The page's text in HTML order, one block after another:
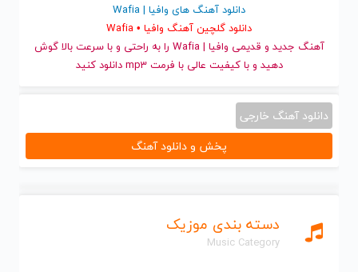
دسته بندی موزیک
Music Category
دانلود آهنگ های وافیا | Wafia
دانلود گلچین آهنگ وافیا • Wafia
آهنگ جدید
و قدیمی وافیا | Wafia را به راحتی و با سرعت بالا گوش
دهید و با کیفیت عالی با فرمت mp3 دانلود کنید
دانلود آهنگ خارجی
پخش و دانلود آهنگ